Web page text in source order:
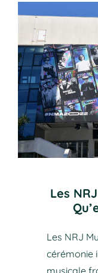
Les
Les NRJ
cérémonie
musicale